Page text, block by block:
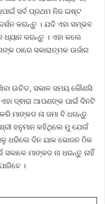
ସର୍ବ ପ୍ରଥମ ନିଜ ଇଷ୍ଟ
କରନ୍ତୁ । ଯଦି ଏହା ସମ୍ଭବ
ଧ୍ୟାନ କରନ୍ତୁ । ଏହା କଲେ
ସକାରାତ୍ମକ ଊର୍ଜାର
ଉଚିତ, ସକାଳ ସମୟ କୌଣସି
ଦ୍ଵାରା ଆପଣଙ୍କ ପାଇଁ ଦିନଟି
ମାଙ୍କଡ ନା ଜମା ବି ଧରନ୍ତୁ
ହନୁମାନ କହିଥିଲେ ମୁ ଯେଉଁ
ଧରିଲେ ଦିନ ଯାକ ଭୋଜନ ଠିକ
ମାଙ୍କଡ ନା ଧରନ୍ତୁ ନାହିଁ
।